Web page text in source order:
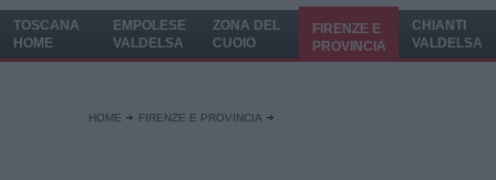
TOSCANA
HOME
EMPOLESE
VALDELSA
ZONA DEL
CUOIO
FIRENZE E
PROVINCIA
CHIANTI
VALDELSA
HOME FIRENZE E PROVINCIA